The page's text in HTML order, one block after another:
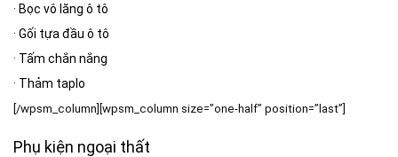
· Bọc vô lăng ô tô
· Gối tựa đầu ô tô
· Tấm chắn nắng
· Thảm taplo
[/wpsm_column][wpsm_column size=”one-half” position=”last”]
Phụ kiện ngoại thất